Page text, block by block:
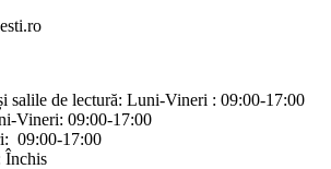
salile de lectură: Luni-Vineri : 09:00-17:00
Vineri: 09:00-17:00
09:00-17:00
Închis